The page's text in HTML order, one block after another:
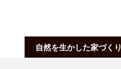
自然を生かした家づくり